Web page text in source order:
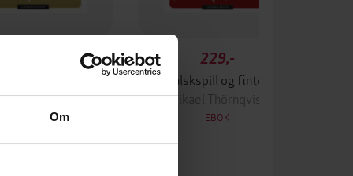
Om
Thörnqvist
229,-
Falskspill og finter
Mikael Thörnqvist
EBOK